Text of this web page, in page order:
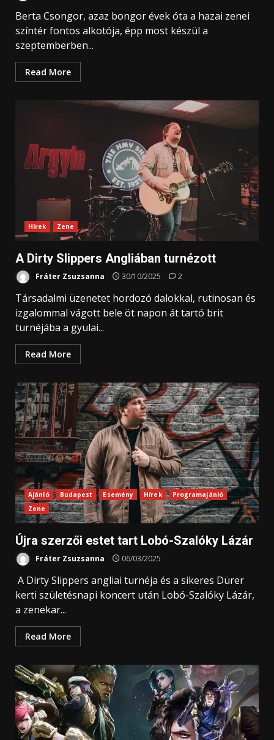
Berta Csongor, azaz bongor évek óta a hazai zenei
színtér fontos alkotója, épp most készül a
szeptemberben...
Read More
Hírek Zene
A Dirty Slippers Angliában turnézott
Fráter Zsuzsanna 30/10/2025 2
Társadalmi üzenetet hordozó dalokkal, rutinosan és
izgalommal vágott bele öt napon át tartó brit
turnéjába a gyulai...
Read More
Ajánló Budapest Esemény Hírek
Programajánló
Zene
Újra szerzői estet tart Lobó-Szalóky Lázár
Fráter Zsuzsanna 06/03/2025
A Dirty Slippers angliai turnéja és a sikeres Dürer
kerti születésnapi koncert után Lobó-Szalóky Lázár,
a zenekar...
Read More